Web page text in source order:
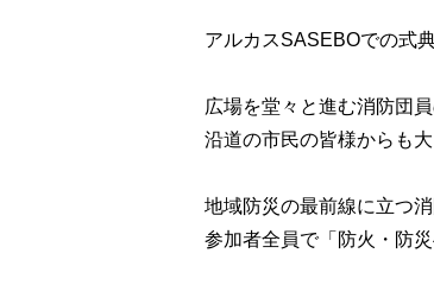
アルカスSASEBOでの式
広場を堂々と進む消防団
沿道の市民の皆様からも
地域防災の最前線に立つ
参加者全員で「防火・防